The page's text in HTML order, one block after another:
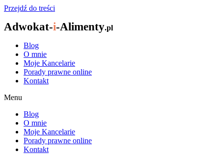
Przejdź do treści
Adwokat-i-Alimenty.pl
Blog
O mnie
Moje Kancelarie
Porady prawne online
Kontakt
Menu
Blog
O mnie
Moje Kancelarie
Porady prawne online
Kontakt